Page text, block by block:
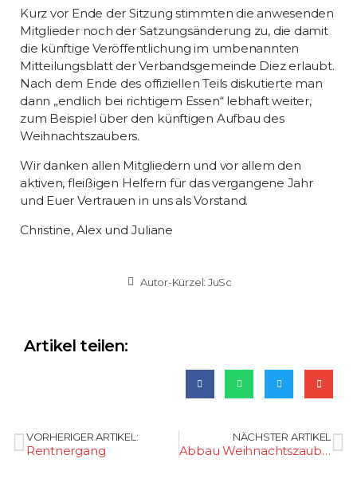
Kurz vor Ende der Sitzung stimmten die anwesenden
Mitglieder noch der Satzungsänderung zu, die damit
die künftige Veröffentlichung im umbenannten
Mitteilungsblatt der Verbandsgemeinde Diez erlaubt.
Nach dem Ende des offiziellen Teils diskutierte man
dann „endlich bei richtigem Essen“ lebhaft weiter,
zum Beispiel über den künftigen Aufbau des
Weihnachtszaubers.
Wir danken allen Mitgliedern und vor allem den
aktiven, fleißigen Helfern für das vergangene Jahr
und Euer Vertrauen in uns als Vorstand.
Christine, Alex und Juliane
Autor-Kürzel: JuSc
Artikel teilen:
VORHERIGER ARTIKEL:
Rentnergang
NÄCHSTER ARTIKEL
Abbau Weihnachtszauber 2